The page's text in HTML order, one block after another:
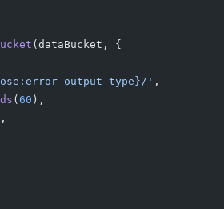
(dataBucket, {
output-type}/' ,
( 60 ),